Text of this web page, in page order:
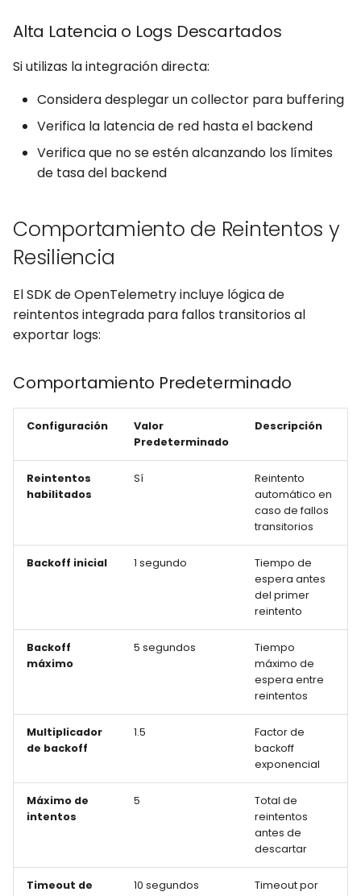
Alta Latencia o Logs Descartados
Si utilizas la integración directa:
Considera desplegar un collector para buffering
Verifica la latencia de red hasta el backend
Verifica que no se estén alcanzando los límites
de tasa del backend
Comportamiento de Reintentos y
Resiliencia
El SDK de OpenTelemetry incluye lógica de
reintentos integrada para fallos transitorios al
exportar logs:
Comportamiento Predeterminado
Configuración
Valor
Predeterminado
Descripción
Reintentos
habilitados
Sí
Reintento
automático en
caso de fallos
transitorios
Backoff inicial 1 segundo
Tiempo de
espera antes
del primer
reintento
Backoff
máximo
5 segundos
Tiempo
máximo de
espera entre
reintentos
Multiplicador
de backoff
1.5
Factor de
backoff
exponencial
Máximo de
intentos
5
Total de
reintentos
antes de
descartar
Timeout de
10 segundos
Timeout por